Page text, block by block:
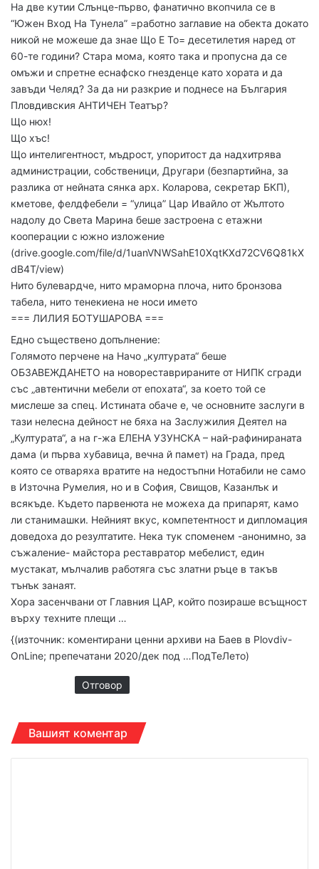
На две кутии Слънце-първо, фанатично вкопчила се в
“Южен Вход На Тунела” =работно заглавие на обекта докато
никой не можеше да знае Що Е То= десетилетия наред от
60-те години? Стара мома, която така и пропусна да се
омъжи и спретне еснафско гнезденце като хората и да
завъди Челяд? За да ни разкрие и поднесе на България
Пловдивския АНТИЧЕН Театър?
Що нюх!
Що хъс!
Що интелигентност, мъдрост, упоритост да надхитрява
администрации, собственици, Другари (безпартийна, за
разлика от нейната сянка арх. Коларова, секретар БКП),
кметове, фелдфебели = “улица” Цар Ивайло от Жълтото
надолу до Света Марина беше застроена с етажни
кооперации с южно изложение
(drive.google.com/file/d/1uanVNWSahE10XqtKXd72CV6Q81kX
dB4T/view)
Нито булевардче, нито мраморна плоча, нито бронзова
табела, нито тенекиена не носи името
=== ЛИЛИЯ БОТУШАРОВА ===
Едно съществено допълнение:
Голямото перчене на Начо „културата“ беше
ОБЗАВЕЖДАНЕТО на новореставрираните от НИПК сгради
със „автентични мебели от епохата“, за което той се
мислеше за спец. Истината обаче е, че основните заслуги в
тази нелесна дейност не бяха на Заслужилия Деятел на
„Културата“, а на г-жа ЕЛЕНА УЗУНСКА – най-рафинираната
дама (и първа хубавица, вечна й памет) на Града, пред
която се отваряха вратите на недостъпни Нотабили не само
в Източна Румелия, но и в София, Свищов, Казанлък и
всякъде. Където парвенюта не можеха да припарят, камо
ли станимашки. Нейният вкус, компетентност и дипломация
доведоха до резултатите. Нека тук споменем -анонимно, за
съжаление- майстора реставратор мебелист, един
мустакат, мълчалив работяга със златни ръце в такъв
тънък занаят.
Хора засенчвани от Главния ЦАР, който позираше всъщност
върху техните плещи …
{(източник: коментирани ценни архиви на Баев в Plovdiv-
OnLine; препечатани 2020/дек под …ПодТеЛето)
Отговор
Вашият коментар